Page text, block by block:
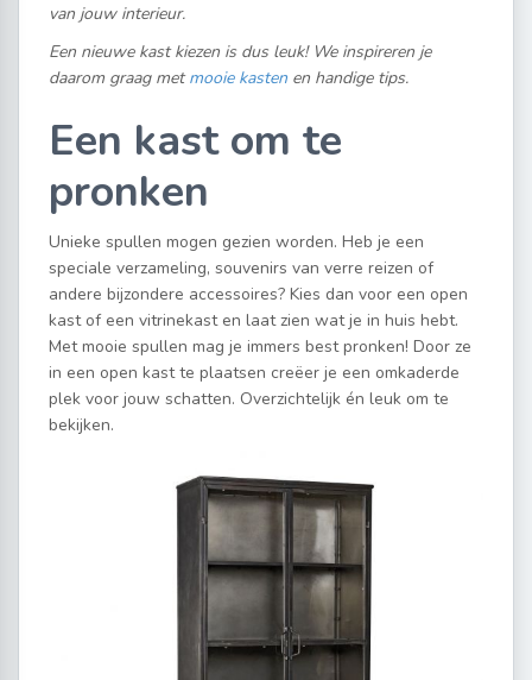
van jouw interieur.
Een nieuwe kast kiezen is dus leuk! We inspireren je
daarom graag metmooie kasten en handige tips.
Een kast om te
pronken
Unieke spullen mogen gezien worden. Heb je een
speciale verzameling, souvenirs van verre reizen of
andere bijzondere accessoires? Kies dan voor een open
kast of een vitrinekast en laat zien wat je in huis hebt.
Met mooie spullen mag je immers best pronken! Door ze
in een open kast te plaatsen creëer je een omkaderde
plek voor jouw schatten. Overzichtelijk én leuk om te
bekijken.